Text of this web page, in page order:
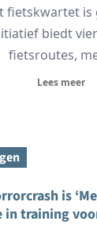
fietskwartet is
biedt
fietsroutes,
Lees meer
is
in training